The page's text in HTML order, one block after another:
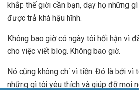
khắp thế giới cần bạn, dạy họ những
được trả khá hậu hĩnh.
Không bao giờ có ngày tôi hối hận vì
cho việc viết blog. Không bao giờ.
Nó cũng không chỉ vì tiền. Đó là bởi vì
những gì tôi yêu thích và giúp đỡ mọi